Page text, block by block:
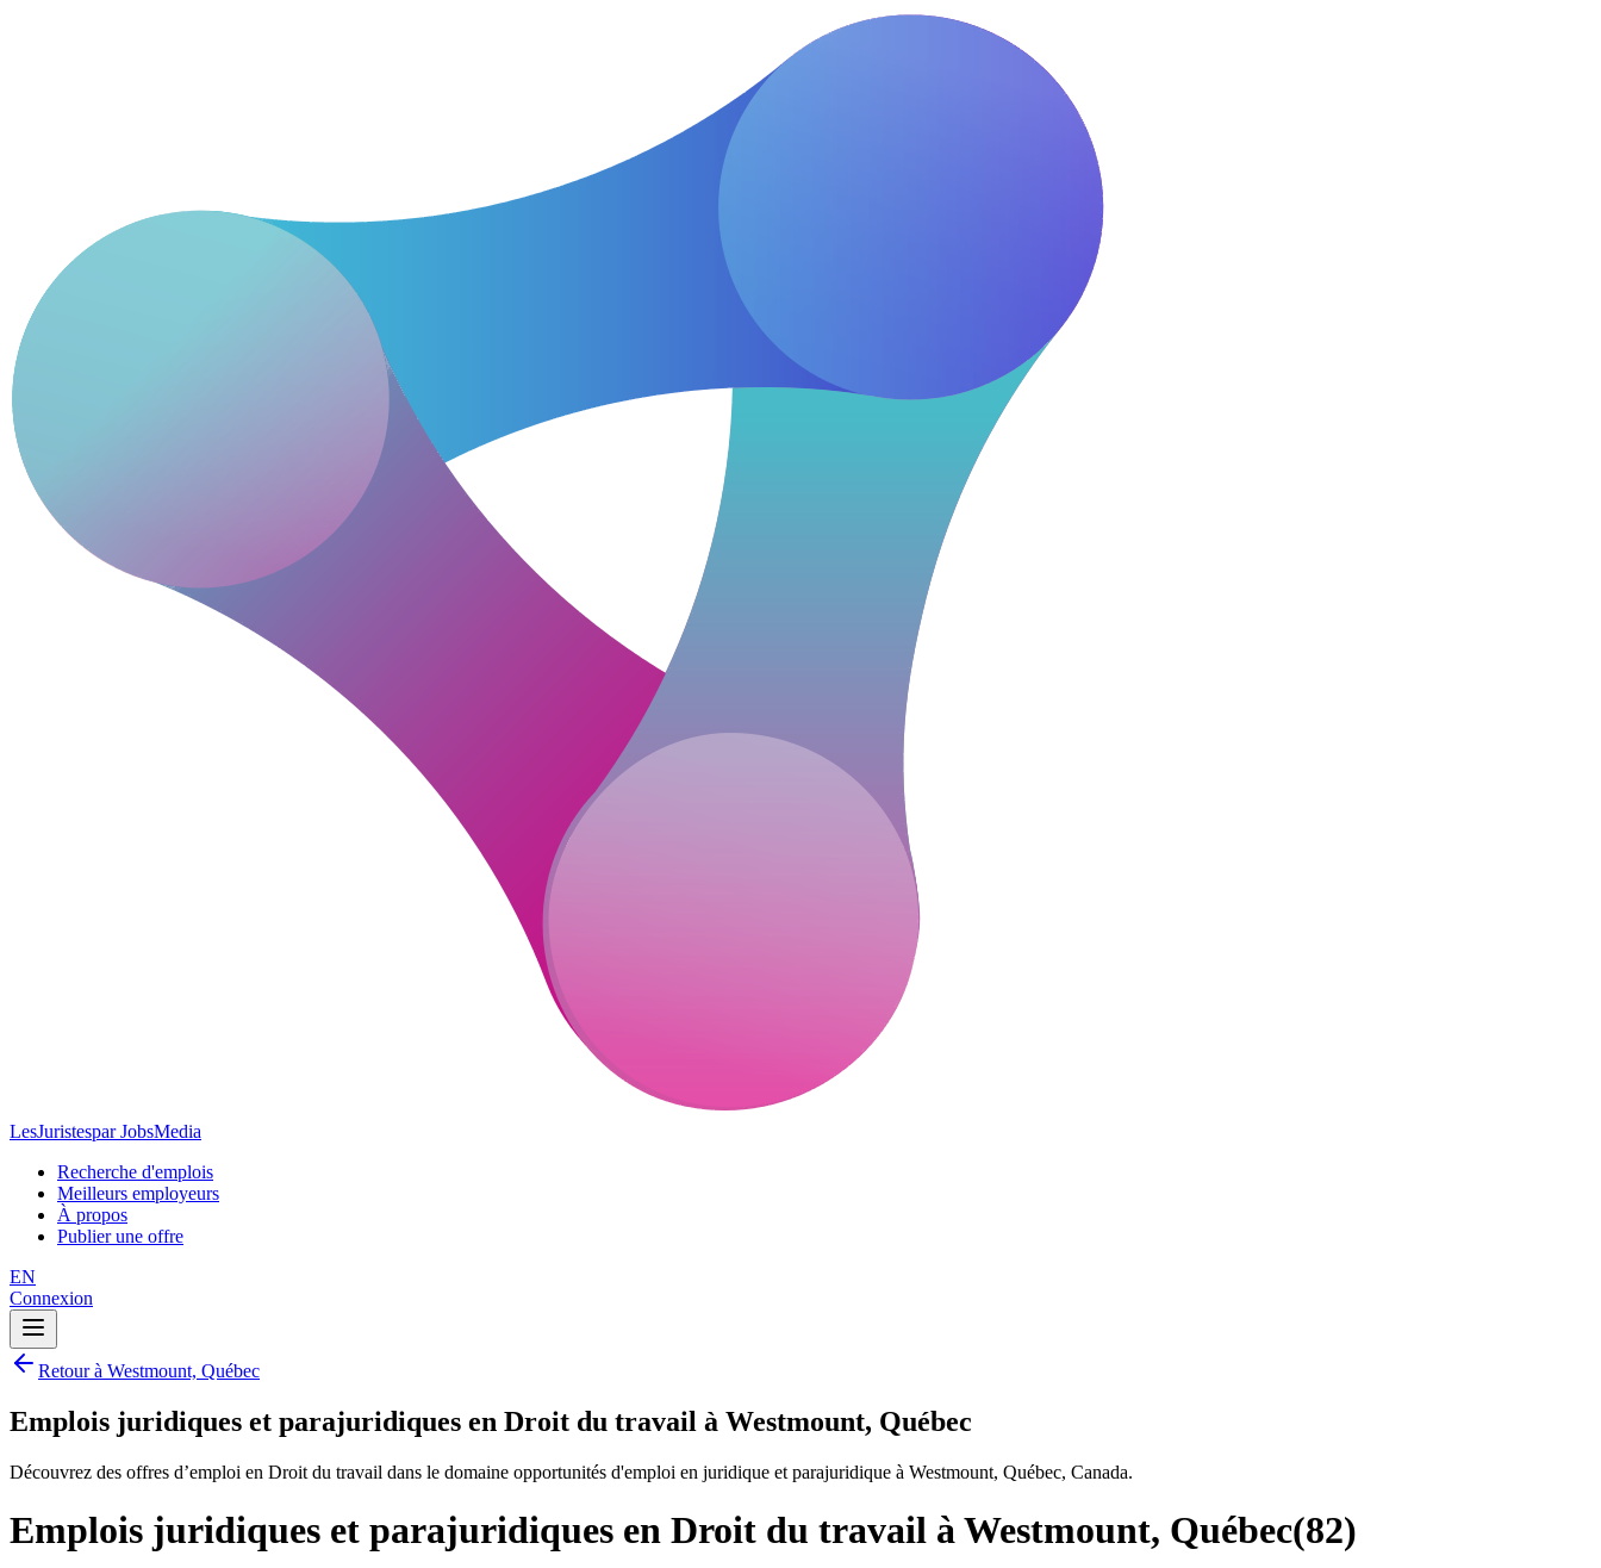
LesJuristespar JobsMedia
Recherche d'emplois
Meilleurs employeurs
À propos
Publier une offre
EN
Connexion
Retour à Westmount, Québec
Emplois juridiques et parajuridiques en Droit du travail à Westmount, Québec
Découvrez des offres d’emploi en Droit du travail dans le domaine opportunités d'emploi en juridique et parajuridique à Westmount, Québec, Canada.
Emplois juridiques et parajuridiques en Droit du travail à Westmount, Québec(82)